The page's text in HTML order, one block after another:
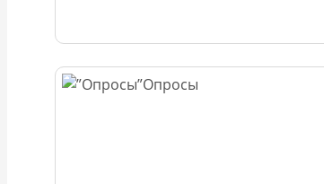
Опросы